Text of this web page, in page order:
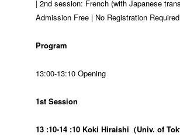
| 2nd session: French (with Japanese
Admission Free | No Registration Required
Program
13:00-13:10 Opening
1st Session
13 :10-14 :10 Koki Hiraishi（Univ. of